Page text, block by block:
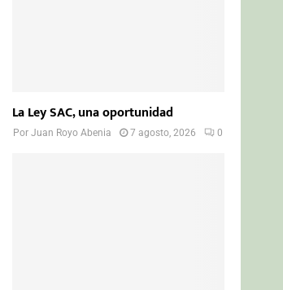
La Ley SAC, una oportunidad
PorJuan Royo Abenia 7 agosto, 2026 0